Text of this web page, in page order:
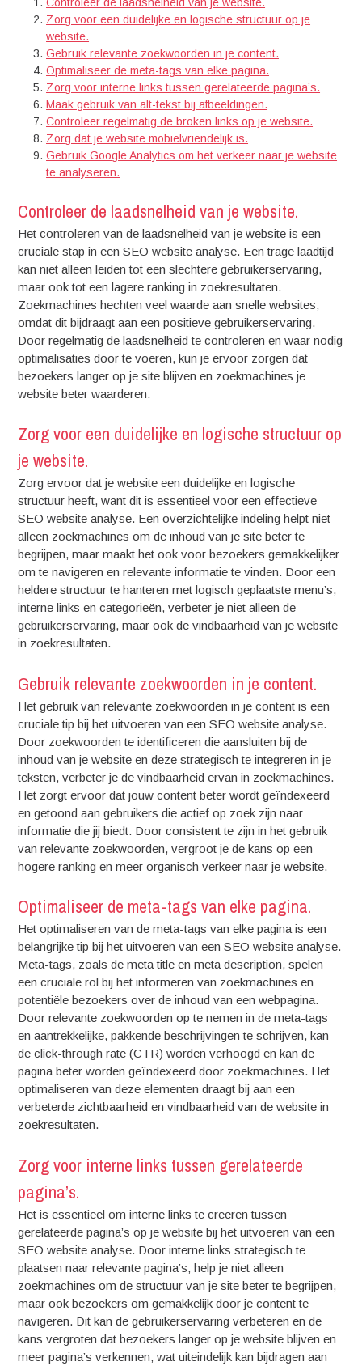
Zorg voor een duidelijke en logische structuur op je
website.
Gebruik relevante zoekwoorden in je content.
Optimaliseer de meta-tags van elke pagina.
Zorg voor interne links tussen gerelateerde pagina’s.
Maak gebruik van alt-tekst bij afbeeldingen.
Controleer regelmatig de broken links op je website.
Zorg dat je website mobielvriendelijk is.
Gebruik Google Analytics om het verkeer naar je website
te analyseren.
Controleer de laadsnelheid van je website.
Het controleren van de laadsnelheid van je website is een
cruciale stap in een SEO website analyse. Een trage laadtijd
kan niet alleen leiden tot een slechtere gebruikerservaring,
maar ook tot een lagere ranking in zoekresultaten.
Zoekmachines hechten veel waarde aan snelle websites,
omdat dit bijdraagt aan een positieve gebruikerservaring.
Door regelmatig de laadsnelheid te controleren en waar nodig
optimalisaties door te voeren, kun je ervoor zorgen dat
bezoekers langer op je site blijven en zoekmachines je
website beter waarderen.
Zorg voor een duidelijke en logische structuur op
je website.
Zorg ervoor dat je website een duidelijke en logische
structuur heeft, want dit is essentieel voor een effectieve
SEO website analyse. Een overzichtelijke indeling helpt niet
alleen zoekmachines om de inhoud van je site beter te
begrijpen, maar maakt het ook voor bezoekers gemakkelijker
om te navigeren en relevante informatie te vinden. Door een
heldere structuur te hanteren met logisch geplaatste menu’s,
interne links en categorieën, verbeter je niet alleen de
gebruikerservaring, maar ook de vindbaarheid van je website
in zoekresultaten.
Gebruik relevante zoekwoorden in je content.
Het gebruik van relevante zoekwoorden in je content is een
cruciale tip bij het uitvoeren van een SEO website analyse.
Door zoekwoorden te identificeren die aansluiten bij de
inhoud van je website en deze strategisch te integreren in je
teksten, verbeter je de vindbaarheid ervan in zoekmachines.
Het zorgt ervoor dat jouw content beter wordt geïndexeerd
en getoond aan gebruikers die actief op zoek zijn naar
informatie die jij biedt. Door consistent te zijn in het gebruik
van relevante zoekwoorden, vergroot je de kans op een
hogere ranking en meer organisch verkeer naar je website.
Optimaliseer de meta-tags van elke pagina.
Het optimaliseren van de meta-tags van elke pagina is een
belangrijke tip bij het uitvoeren van een SEO website analyse.
Meta-tags, zoals de meta title en meta description, spelen
een cruciale rol bij het informeren van zoekmachines en
potentiële bezoekers over de inhoud van een webpagina.
Door relevante zoekwoorden op te nemen in de meta-tags
en aantrekkelijke, pakkende beschrijvingen te schrijven, kan
de click-through rate (CTR) worden verhoogd en kan de
pagina beter worden geïndexeerd door zoekmachines. Het
optimaliseren van deze elementen draagt bij aan een
verbeterde zichtbaarheid en vindbaarheid van de website in
zoekresultaten.
Zorg voor interne links tussen gerelateerde
pagina’s.
Het is essentieel om interne links te creëren tussen
gerelateerde pagina’s op je website bij het uitvoeren van een
SEO website analyse. Door interne links strategisch te
plaatsen naar relevante pagina’s, help je niet alleen
zoekmachines om de structuur van je site beter te begrijpen,
maar ook bezoekers om gemakkelijk door je content te
navigeren. Dit kan de gebruikerservaring verbeteren en de
kans vergroten dat bezoekers langer op je website blijven en
meer pagina’s verkennen, wat uiteindelijk kan bijdragen aan